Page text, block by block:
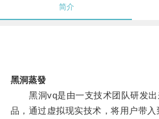
简介
黑洞蒸發
黑洞vq是由一支技术团队研发出
品，通过虚拟现实技术，将用户带